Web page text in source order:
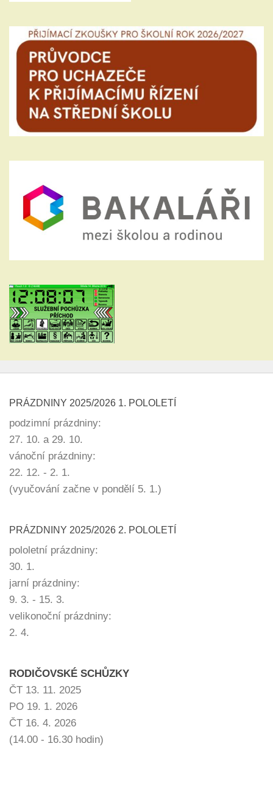
PRÁZDNINY 2025/2026 1. POLOLETÍ
podzimní prázdniny:
27. 10. a 29. 10.
vánoční prázdniny:
22. 12. - 2. 1.
(vyučování začne v pondělí 5. 1.)
PRÁZDNINY 2025/2026 2. POLOLETÍ
pololetní prázdniny:
30. 1.
jarní prázdniny:
9. 3. - 15. 3.
velikonoční prázdniny:
2. 4.
RODIČOVSKÉ SCHŮZKY
ČT 13. 11. 2025
PO 19. 1. 2026
ČT 16. 4. 2026
(14.00 - 16.30 hodin)